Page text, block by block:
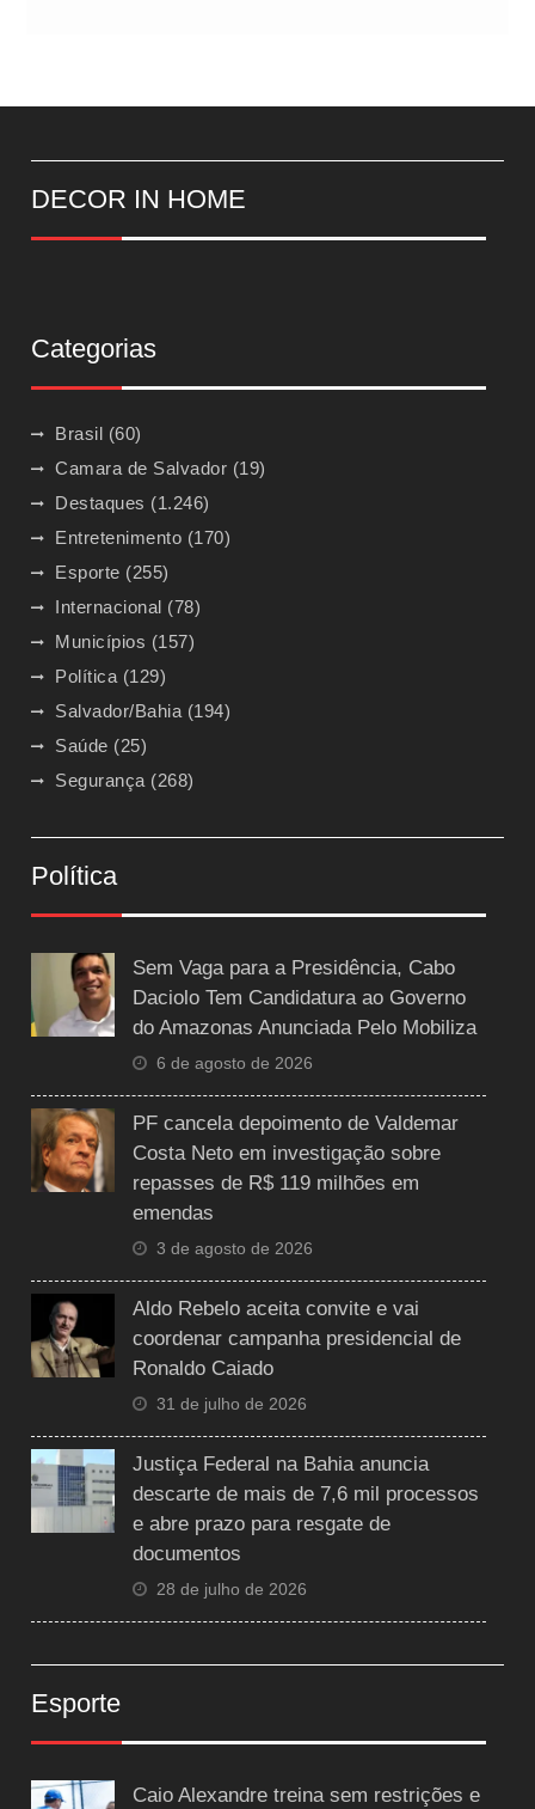
DECOR IN HOME
Categorias
Brasil (60)
Camara de Salvador (19)
Destaques (1.246)
Entretenimento (170)
Esporte (255)
Internacional (78)
Municípios (157)
Política (129)
Salvador/Bahia (194)
Saúde (25)
Segurança (268)
Política
Sem Vaga para a Presidência, Cabo
Daciolo Tem Candidatura ao Governo
do Amazonas Anunciada Pelo Mobiliza
6 de agosto de 2026
PF cancela depoimento de Valdemar
Costa Neto em investigação sobre
repasses de R$ 119 milhões em
emendas
3 de agosto de 2026
Aldo Rebelo aceita convite e vai
coordenar campanha presidencial de
Ronaldo Caiado
31 de julho de 2026
Justiça Federal na Bahia anuncia
descarte de mais de 7,6 mil processos
e abre prazo para resgate de
documentos
28 de julho de 2026
Esporte
Caio Alexandre treina sem restrições e